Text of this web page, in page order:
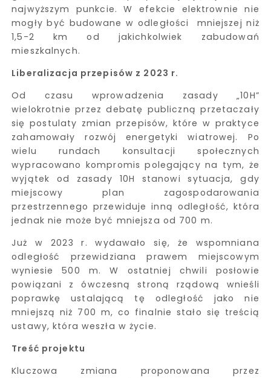
najwyższym punkcie. W efekcie elektrownie nie
mogły być budowane w odległości mniejszej niż
1,5-2 km od jakichkolwiek zabudowań
mieszkalnych.
Liberalizacja przepisów z 2023 r.
Od czasu wprowadzenia zasady „10H”
wielokrotnie przez debatę publiczną przetaczały
się postulaty zmian przepisów, które w praktyce
zahamowały rozwój energetyki wiatrowej. Po
wielu rundach konsultacji społecznych
wypracowano kompromis polegający na tym, że
wyjątek od zasady 10H stanowi sytuacja, gdy
miejscowy plan zagospodarowania
przestrzennego przewiduje inną odległość, która
jednak nie może być mniejsza od 700 m.
Już w 2023 r. wydawało się, że wspomniana
odległość przewidziana prawem miejscowym
wyniesie 500 m. W ostatniej chwili posłowie
powiązani z ówczesną stroną rządową wnieśli
poprawkę ustalającą tę odległość jako nie
mniejszą niż 700 m, co finalnie stało się treścią
ustawy, która weszła w życie.
Treść projektu
Kluczowa zmiana proponowana przez